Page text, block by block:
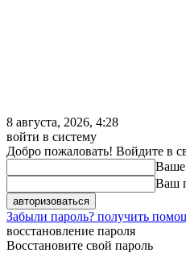
8 августа, 2026, 4:28
войти в систему
Добро пожаловать! Войдите в
Ваше
Ваш
Забыли пароль? получить
восстановление пароля
Восстановите свой пароль